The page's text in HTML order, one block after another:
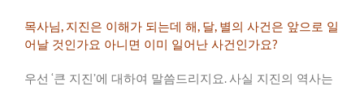
목사님, 지진은 이해가 되는데 해, 달, 별의 사건은 앞으로 일
어날 것인가요 아니면 이미 일어난 사건인가요?
우선 ‘큰 지진’에 대하여 말씀드리지요.사실 지진의 역사는